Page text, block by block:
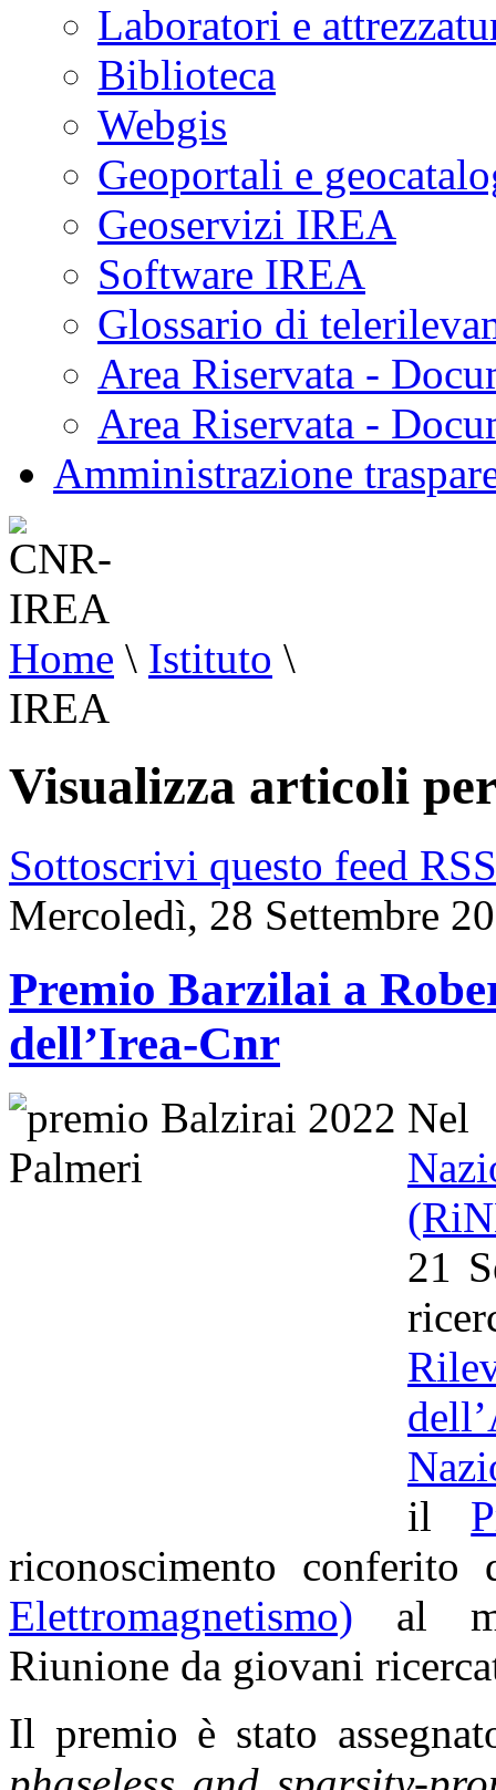
Laboratori e
Biblioteca
Webgis
Geoportali e
Geoservizi IREA
Software IREA
Glossario di
Area Riservata -
Area Riservata -
Amministrazione
Home \ Istituto \
IREA
Visualizza articoli
Sottoscrivi questo feed RSS
Mercoledì, 28 Settembre
Premio Barzilai a
dell’Irea-Cnr
21
il
riconoscimento
Elettromagnetismo) al
Riunione da giovani
Il premio è stato